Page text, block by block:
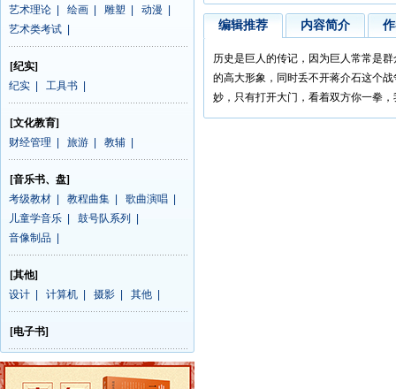
艺术理论
绘画 雕塑 动漫
艺术类考试
[纪实]
纪实
工具书
[文化教育]
财经管理
旅游 教辅
[音乐书、盘]
考级教材
教程曲集 歌曲演唱
儿童学音乐
鼓号队系列
音像制品
[其他]
设计
计算机 摄影 其他
[电子书]
编辑推荐 内容简介
历史是巨人的传记，因为巨人常常是
的高大形象，同时丢不开蒋介石这个
妙，只有打开大门，看着双方你一拳